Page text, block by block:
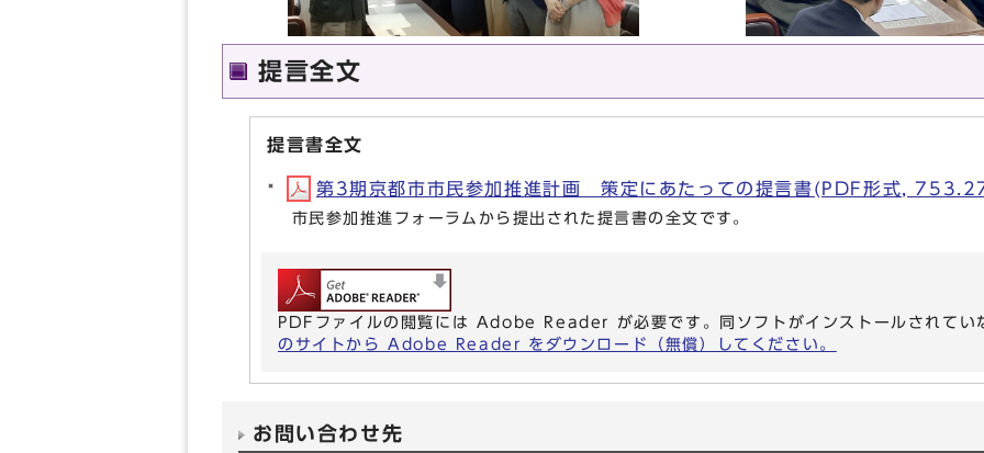
提言全文
提言書全文
第3期京都市市民参加推進計画 策定にあたっての提言書(PDF形式,
市民参加推進フォーラムから提出された提言書の全文です。
PDFファイルの閲覧には Adobe Reader が必要です。同ソフトがインストールされてい
のサイトから Adobe Reader をダウンロード（無償）してください。
お問い合わせ先